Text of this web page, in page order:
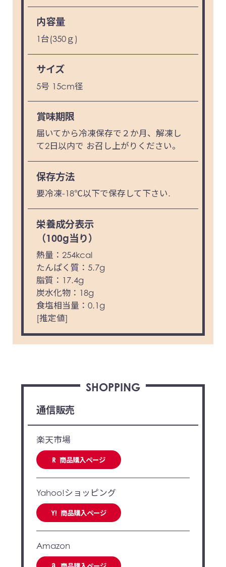
内容量
1台(350ｇ)
サイズ
5号 15cm径
賞味期限
届いてから冷凍保存で２か月、解凍し
て2日以内で お召し上がりください。
保存方法
要冷凍-18℃以下で保存して下さい.
栄養成分表示
（100g当り）
熱量：254kcal
たんぱく質：5.7g
脂質：17.4g
炭水化物：18g
食塩相当量：0.1g
[推定値]
SHOPPING
通信販売
楽天市場
R 商品購入ページ
Yahoo!ショッピング
Y! 商品購入ページ
Amazon